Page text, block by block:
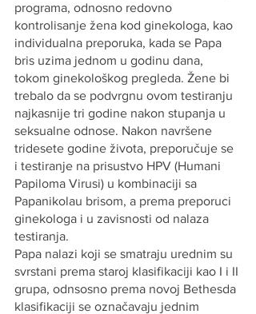
programa, odnosno redovno
kontrolisanje žena kod ginekologa, kao
individualna preporuka, kada se Papa
bris uzima jednom u godinu dana,
tokom ginekološkog pregleda. Žene bi
trebalo da se podvrgnu ovom testiranju
najkasnije tri godine nakon stupanja u
seksualne odnose. Nakon navršene
tridesete godine života, preporučuje se
i testiranje na prisustvo HPV (Humani
Papiloma Virusi) u kombinaciji sa
Papanikolau brisom, a prema preporuci
ginekologa i u zavisnosti od nalaza
testiranja.
Papa nalazi koji se smatraju urednim su
svrstani prema staroj klasifikaciji kao I i II
grupa, odnsosno prema novoj Bethesda
klasifikaciji se označavaju jednim